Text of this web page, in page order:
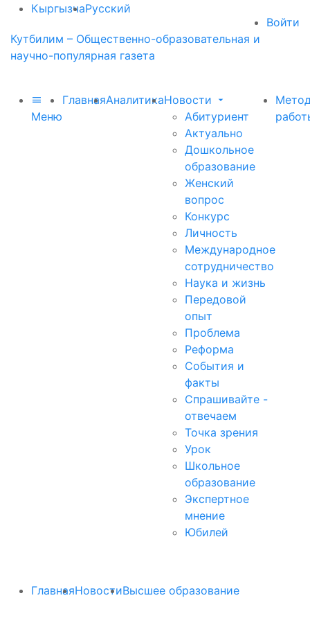
КыргызчаРусский
Войти
Кутбилим – Общественно-образовательная и
научно-популярная газета
Меню
ГлавнаяАналитикаНовости
Абитуриент
Актуально
Дошкольное
образование
Женский
вопрос
Конкурс
Личность
Международное
сотрудничество
Наука и жизнь
Передовой
опыт
Проблема
Реформа
События и
факты
Спрашивайте -
отвечаем
Точка зрения
Урок
Школьное
образование
Экспертное
мнение
Юбилей
ГлавнаяНовостиВысшее образование